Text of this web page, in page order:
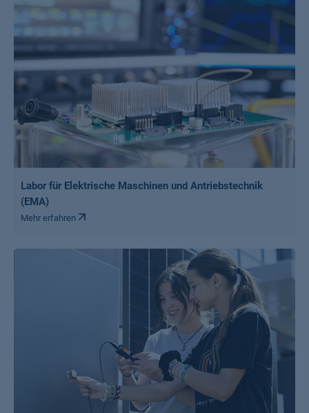
Labor für Elektrische Maschinen und Antriebstechnik
(EMA)
Mehr erfahren